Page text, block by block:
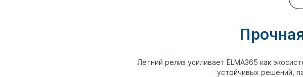
Летний релиз усиливает ELMA365 как
устойчивых решений,